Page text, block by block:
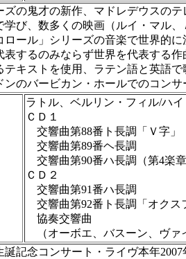
の鬼才の新作、マドレデウスの
学び、数多くの映画（ルイ・マ
ロール」シリーズの音楽で世界的
表するのみならず世界を代表す
キストを使用、ラテン語と英語
ンのバービカン・ホールでのコン
ラトル、ベルリン・フィル/ハ
ＣＤ１
交響曲第88番ト長調「Ｖ字」
交響曲第89番ヘ長調
交響曲第90番ハ長調（第4楽
ＣＤ２
交響曲第91番ハ長調
交響曲第92番ト長調「オクス
協奏交響曲
（オーボエ、バスーン、ヴ
記念コンサート・ライヴ本年